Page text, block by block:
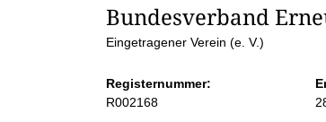
S
i
Bundesverband
Eingetragener Verein (e. V.)
Registernummer:
R002168